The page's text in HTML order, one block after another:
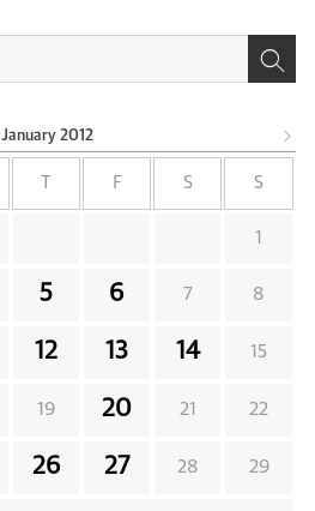
January 2012
F S S
1
5 6 7 8
12 13 14 15
19 20 21 22
26 27 28 29